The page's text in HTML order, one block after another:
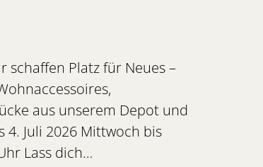
schaffen Platz für Neues –
aus unserem Depot und
Juli 2026 Mittwoch bis
Lass dich…